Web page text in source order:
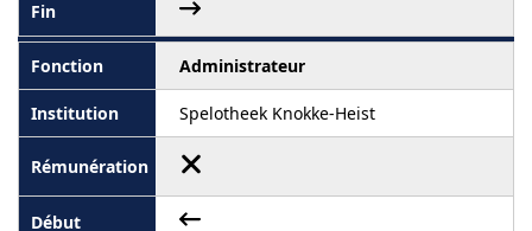
Administrateur
Spelotheek Knokke-Heist